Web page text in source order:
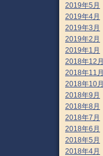
2019年5月
2019年4月
2019年3月
2019年2月
2019年1月
2018年12月
2018年11月
2018年10月
2018年9月
2018年8月
2018年7月
2018年6月
2018年5月
2018年4月